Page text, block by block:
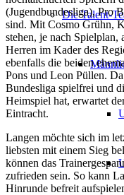
Die Talent-
(Jugendbundesliga), Pro
sind. Mit Cosmo Grühn,
stehen, je nach Spielplan,
Herren im Kader des
ebenfalls die beiden
Pons und Leon Püllen.
Bundesliga spielfrei und
Heimspiel hat, erwartet
Eintracht.
Langen möchte sich im
liebsten mit einem Sieg
können das
zufrieden sein. So kann
Hinrunde befreit